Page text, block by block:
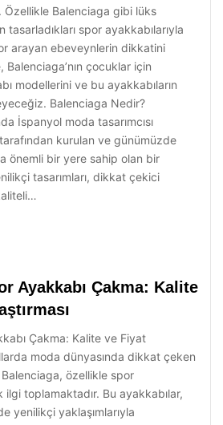
Balenciaga gibi lüks
spor ayakkabılarıyla
arayan ebeveynlerin dikkatini
çocuklar için
modellerini ve bu ayakkabıların
Balenciaga Nedir?
İspanyol moda tasarımcısı
kurulan ve günümüzde
önemli bir yere sahip olan bir
tasarımları, dikkat çekici
Ayakkabı Çakma: Kalite
Çakma: Kalite ve Fiyat
moda dünyasında dikkat çeken
özellikle spor
ilgi toplamaktadır. Bu ayakkabılar,
yenilikçi yaklaşımlarıyla